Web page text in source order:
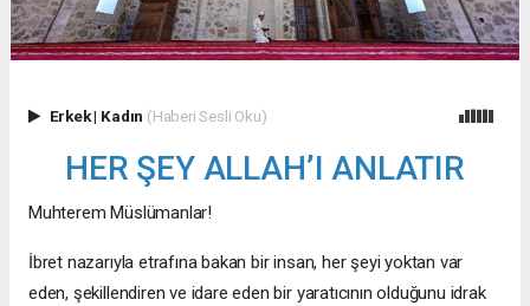
Erkek| Kadın (Haberi Sesli Oku)
HER ŞEY ALLAH’I ANLATIR
Muhterem Müslümanlar!
İbret nazarıyla etrafına bakan bir insan, her şeyi yoktan var
eden, şekillendiren ve idare eden bir yaratıcının olduğunu idrak